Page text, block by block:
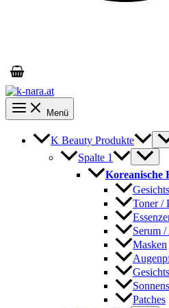
Menü
K Beauty Produkte
Spalte 1
Koreanische
Toner /
Serum
Masken
Patches